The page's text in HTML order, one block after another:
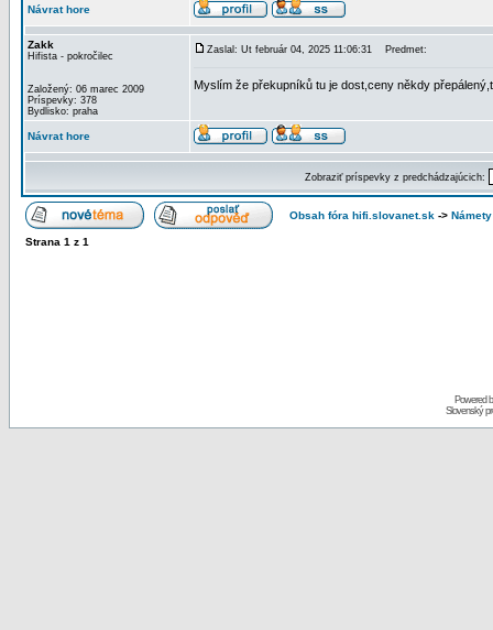
Návrat hore
Zakk
Hifista - pokročilec
Založený: 06 marec 2009
Príspevky: 378
Bydlisko: praha
Zaslal: Ut február 04, 2025 11:06:31 Predmet:
Myslím že překupníků tu je dost,ceny někdy
Návrat hore
Zobraziť príspevky z predchádzajúcich:
Obsah fóra hifi.slovanet.sk -> Námety
Strana 1 z 1
Powered
Slovenský